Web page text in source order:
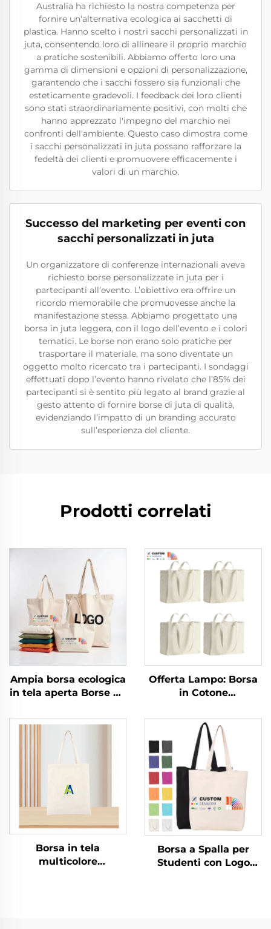
Australia ha richiesto la nostra competenza per
fornire un'alternativa ecologica ai sacchetti di
plastica. Hanno scelto i nostri sacchi personalizzati in
juta, consentendo loro di allineare il proprio marchio
a pratiche sostenibili. Abbiamo offerto loro una
gamma di dimensioni e opzioni di personalizzazione,
garantendo che i sacchi fossero sia funzionali che
esteticamente gradevoli. I feedback dei loro clienti
sono stati straordinariamente positivi, con molti che
hanno apprezzato l'impegno del marchio nei
confronti dell'ambiente. Questo caso dimostra come
i sacchi personalizzati in juta possano rafforzare la
fedeltà dei clienti e promuovere efficacemente i
valori di un marchio.
Successo del marketing per eventi con
sacchi personalizzati in juta
Un organizzatore di conferenze internazionali aveva
richiesto borse personalizzate in juta per i
partecipanti all’evento. L’obiettivo era offrire un
ricordo memorabile che promuovesse anche la
manifestazione stessa. Abbiamo progettato una
borsa in juta leggera, con il logo dell’evento e i colori
tematici. Le borse non erano solo pratiche per
trasportare il materiale, ma sono diventate un
oggetto molto ricercato tra i partecipanti. I sondaggi
effettuati dopo l’evento hanno rivelato che l’85% dei
partecipanti si è sentito più legato al brand grazie al
gesto attento di fornire borse di juta di qualità,
evidenziando l’impatto di un branding accurato
sull’esperienza del cliente.
Prodotti correlati
Ampia borsa ecologica
in tela aperta Borse da
Borsa resistente
Offerta Lampo: Borsa
in Cotone
Canvas con Logo
Stampato, Borsa Tote
per la Spesa in Cotone
Canvas
Borsa in tela
multicolore
Borsa a Spalla per
Studenti con Logo